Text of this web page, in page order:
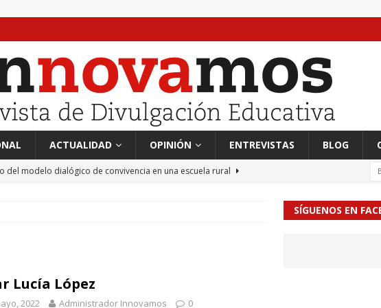
ACTUALIDAD OPINIÓN ENTREVISTAS BLOG
del modelo dialógico de convivencia en una escuela rural
Llanos
MIL PALABRAS
Lucía López
2022 Administrador Innovamos 0
SÍGUENOS EN